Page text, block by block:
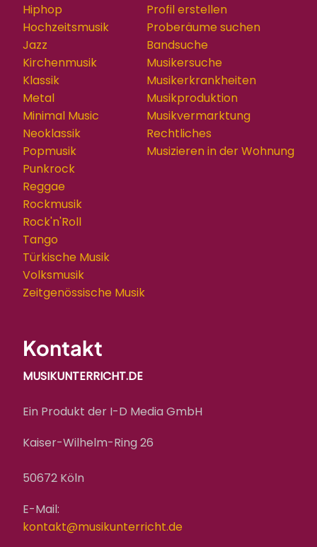
Hiphop
Hochzeitsmusik
Jazz
Kirchenmusik
Klassik
Metal
Minimal Music
Neoklassik
Popmusik
Punkrock
Reggae
Rockmusik
Rock'n'Roll
Tango
Türkische Musik
Volksmusik
Zeitgenössische Musik
Profil erstellen
Proberäume suchen
Bandsuche
Musikersuche
Musikerkrankheiten
Musikproduktion
Musikvermarktung
Rechtliches
Musizieren in der Wohnung
Kontakt
MUSIKUNTERRICHT.DE
Ein Produkt der I-D Media GmbH
Kaiser-Wilhelm-Ring 26
50672 Köln
E-Mail:
kontakt@musikunterricht.de